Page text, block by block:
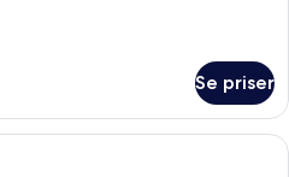
Se priser